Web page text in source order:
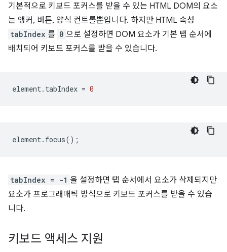
기본적으로 키보드 포커스를 받을 수 있는 HTML DOM의 요소
는 앵커, 버튼, 양식 컨트롤뿐입니다. 하지만 HTML 속성
tabIndex 를 0 으로 설정하면 DOM 요소가 기본 탭 순서에
배치되어 키보드 포커스를 받을 수 있습니다.
element . tabIndex = 0
element . focus();
tabIndex = -1 을 설정하면 탭 순서에서 요소가 삭제되지만
요소가 프로그래매틱 방식으로 키보드 포커스를 받을 수 있습
니다.
키보드 액세스 지원